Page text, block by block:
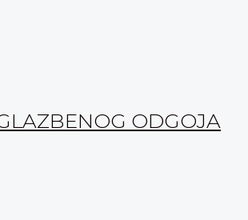
ODGOJA